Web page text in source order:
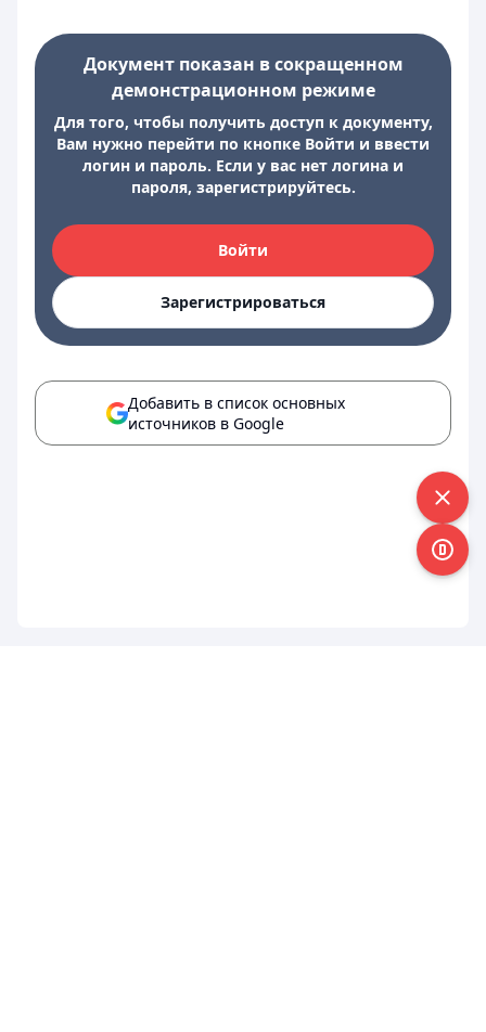
Документ показан в сокращенном
демонстрационном режиме
Для того, чтобы получить доступ к документу,
Вам нужно перейти по кнопке Войти и ввести
логин и пароль. Если у вас нет логина и
пароля, зарегистрируйтесь.
Войти
Зарегистрироваться
Добавить в список основных
источников в Google